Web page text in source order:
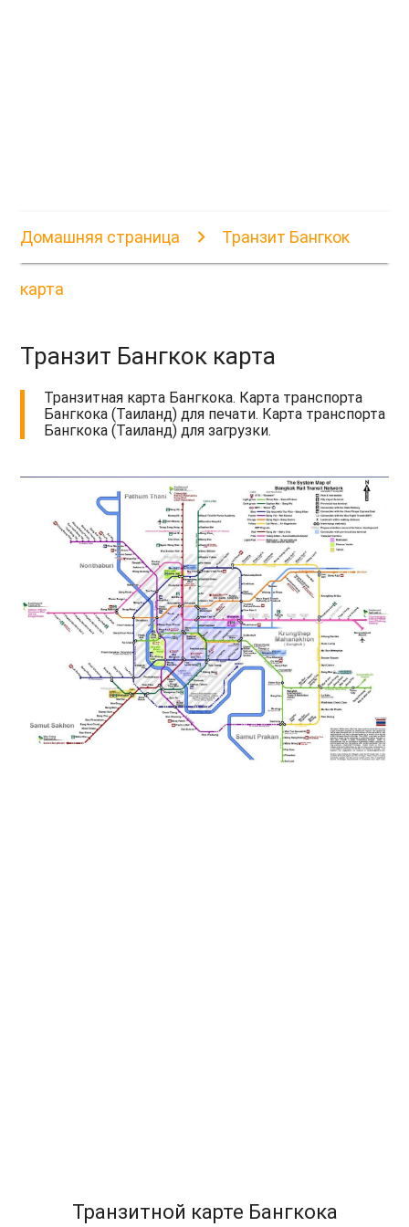
Домашняя страница Транзит Бангкок
карта
Транзит Бангкок карта
Транзитная карта Бангкока. Карта транспорта
Бангкока (Таиланд) для печати. Карта транспорта
Бангкока (Таиланд) для загрузки.
Транзитной карте Бангкока